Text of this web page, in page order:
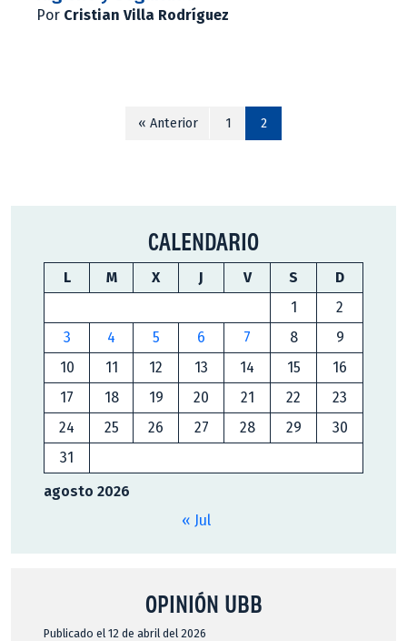
Por Cristian Villa Rodríguez
« Anterior 1 2
CALENDARIO
agosto 2026
L M X J V S
D
1
2
3
4 5 6 7 8
9
10
11 12 13 14 15
16
17
18 19 20 21 22
23
24
25 26 27 28 29
30
31
« Jul
OPINIÓN UBB
Publicado el 12 de abril del 2026